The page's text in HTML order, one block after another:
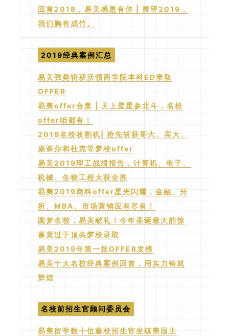
回首2018，易美感恩有你 | 展望2019，
我们胸有成竹。
2019经典案例汇总
易美强势斩获沃顿商学院本科ED录取
OFFER
易美offer合集 | 天上星星参北斗，名校
offer咱都有！
2019名校收割机| 抢先斩获哥大、宾大、
康奈尔和杜克等梦校offer
易美2019理工战绩报告，计算机、电子、
机械、生物工程大获全胜
易美2019商科offer星光闪耀，金融、分
析、MBA、市场营销应有尽有！
圆梦名校，易美献礼！今年圣诞最大的惊
喜莫过于顶尖梦校录取
易美2019年第一批OFFER发榜
易美十大名校经典案例回首，用实力铸就
辉煌
名校前招生官顾问委员会
易美留学数十位藤校招生官坐镇美国主